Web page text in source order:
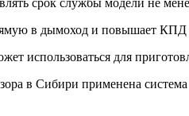
срок службы модели не
в дымоход и повышает КПД
использоваться для
в Сибири применена